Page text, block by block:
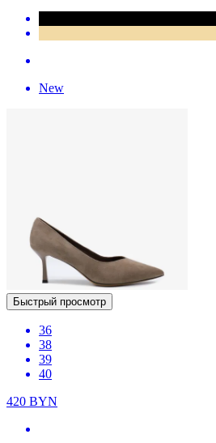
New
Быстрый просмотр
36
38
39
40
420 BYN